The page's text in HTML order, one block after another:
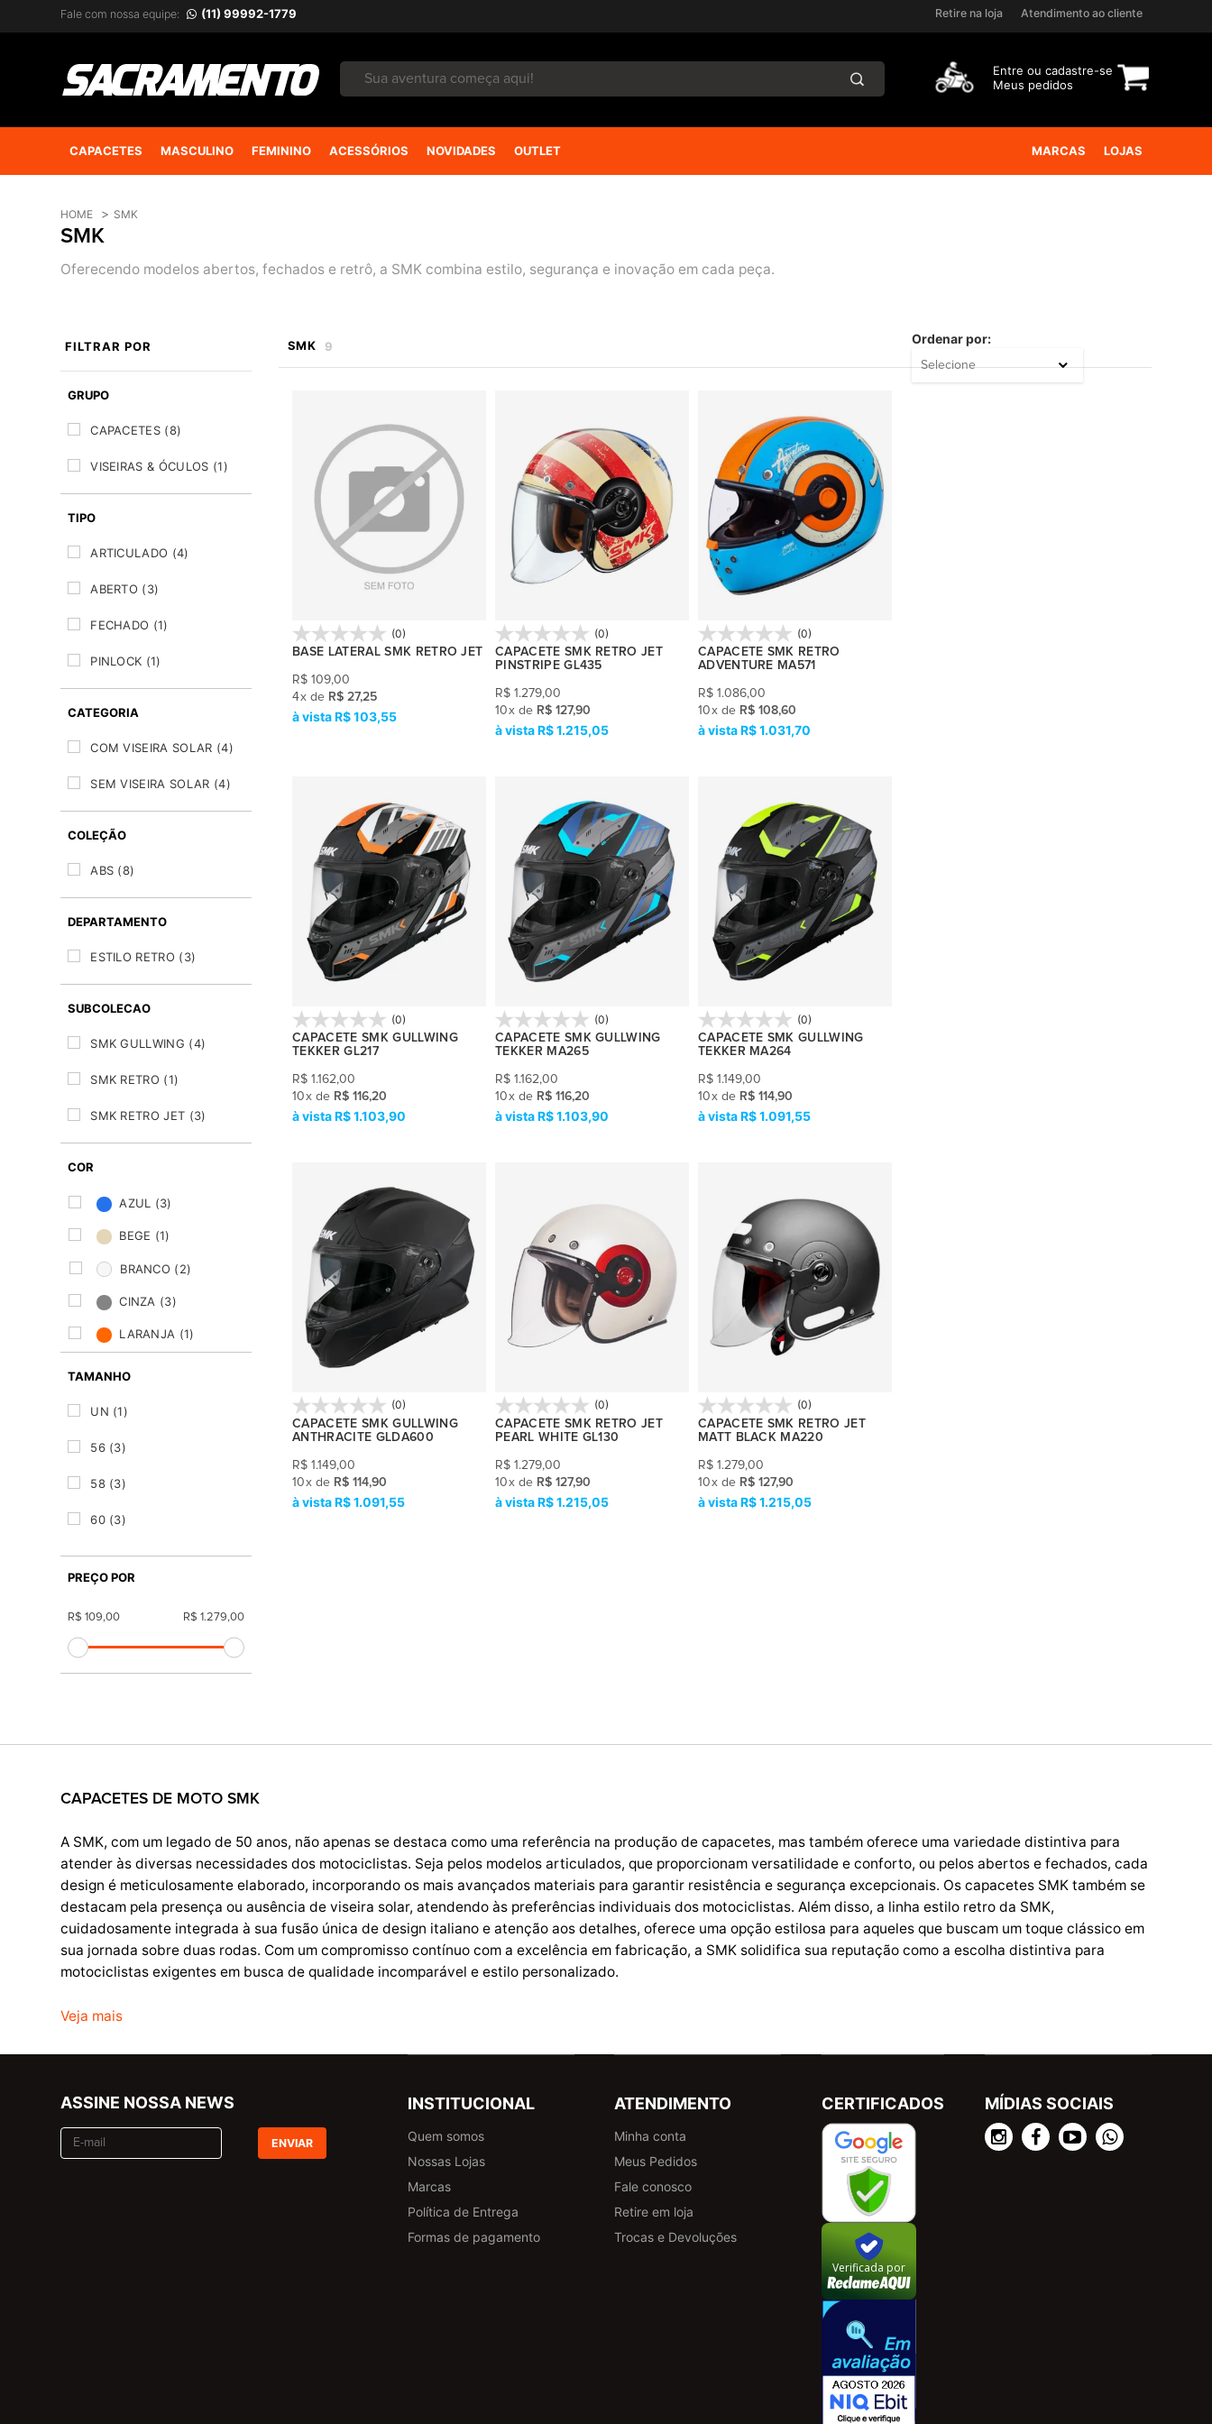
Fale com nossa equipe: (11) 99992-1779 Retire na loja Atendimento ao cliente
Entre ou cadastre-se
Meus pedidos
CAPACETES MASCULINO FEMININO ACESSÓRIOS NOVIDADES OUTLET LOJAS
MARCAS
HOME SMK
SMK
Oferecendo modelos abertos, fechados e retrô, a SMK combina estilo, segurança e inovação em cada peça.
FILTRARPOR
CATEGORIA
COM VISEIRA SOLAR (4)
SEM VISEIRA SOLAR (4)
COLEÇÃO
ABS (8)
COR
AZUL (3)
BEGE (1)
BRANCO (2)
CINZA (3)
LARANJA (1)
DEPARTAMENTO
ESTILO RETRO (3)
GRUPO
CAPACETES (8)
VISEIRAS & ÓCULOS (1)
TAMANHO
UN (1)
56 (3)
58 (3)
60 (3)
62(3)
TIPO
ARTICULADO (4)
ABERTO (3)
FECHADO (1)
PINLOCK (1)
SUBCOLECAO
SMK GULLWING (4)
SMK RETRO (1)
SMK RETRO JET (3)
PREÇO POR
SMK 9 Ordenar por:
Selecione
(0)
BASE LATERAL SMK RETRO JET
R$ 109,00
4x de R$ 27,25
R$ 103,55
(0)
CAPACETE SMK RETRO JET
PINSTRIPE GL435
R$ 1.279,00
10x de R$ 127,90
R$ 1.215,05
(0)
CAPACETE SMK RETRO
ADVENTURE MA571
R$ 1.086,00
10x de R$ 108,60
R$ 1.031,70
(0)
CAPACETE SMK GULLWING
TEKKER GL217
R$ 1.162,00
10x de R$ 116,20
R$ 1.103,90
(0)
CAPACETE SMK GULLWING
TEKKER MA265
R$ 1.162,00
10x de R$ 116,20
R$ 1.103,90
(0)
CAPACETE SMK GULLWING
TEKKER MA264
R$ 1.149,00
10x de R$ 114,90
R$ 1.091,55
(0)
CAPACETE SMK GULLWING
ANTHRACITE GLDA600
R$ 1.149,00
10x de R$ 114,90
R$ 1.091,55
(0)
CAPACETE SMK RETRO JET
PEARL WHITE GL130
R$ 1.279,00
10x de R$ 127,90
R$ 1.215,05
(0)
CAPACETE SMK RETRO JET
MATT BLACK MA220
R$ 1.279,00
10x de R$ 127,90
R$ 1.215,05
CAPACETES DE MOTO SMK
A SMK, com um legado de 50 anos, não apenas se destaca como uma referência na produção de capacetes, mas também oferece uma variedade distintiva para
atender às diversas necessidades dos motociclistas. Seja pelos modelos articulados, que proporcionam versatilidade e conforto, ou pelos abertos e fechados, cada
design é meticulosamente elaborado, incorporando os mais avançados materiais para garantir resistência e segurança excepcionais. Os capacetes SMK também se
destacam pela presença ou ausência de viseira solar, atendendo às preferências individuais dos motociclistas. Além disso, a linha estilo retro da SMK,
cuidadosamente integrada à sua fusão única de design italiano e atenção aos detalhes, oferece uma opção estilosa para aqueles que buscam um toque clássico em
sua jornada sobre duas rodas. Com um compromisso contínuo com a excelência em fabricação, a SMK solidifica sua reputação como a escolha distintiva para
motociclistas exigentes em busca de qualidade incomparável e estilo personalizado.
Veja mais
ASSINE NOSSA NEWS
ENVIAR
INSTITUCIONAL
Quem somos
Nossas Lojas
Marcas
Política de Entrega
Formas de pagamento
ATENDIMENTO
Minha conta
Meus Pedidos
Fale conosco
Retire em loja
Trocas e Devoluções
CERTIFICADOS
Verificada por
MÍDIAS SOCIAIS